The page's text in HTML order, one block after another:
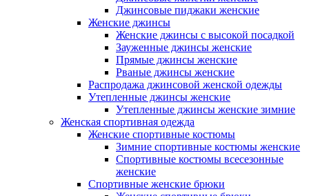
Джинсовые пиджаки женские
Женские джинсы
Женские джинсы с высокой посадкой
Зауженные джинсы женские
Прямые джинсы женские
Рваные джинсы женские
Распродажа джинсовой женской одежды
Утепленные джинсы женские
Утепленные джинсы женские зимние
Женская спортивная одежда
Женские спортивные костюмы
Зимние спортивные костюмы женские
Спортивные костюмы всесезонные
женские
Спортивные женские брюки